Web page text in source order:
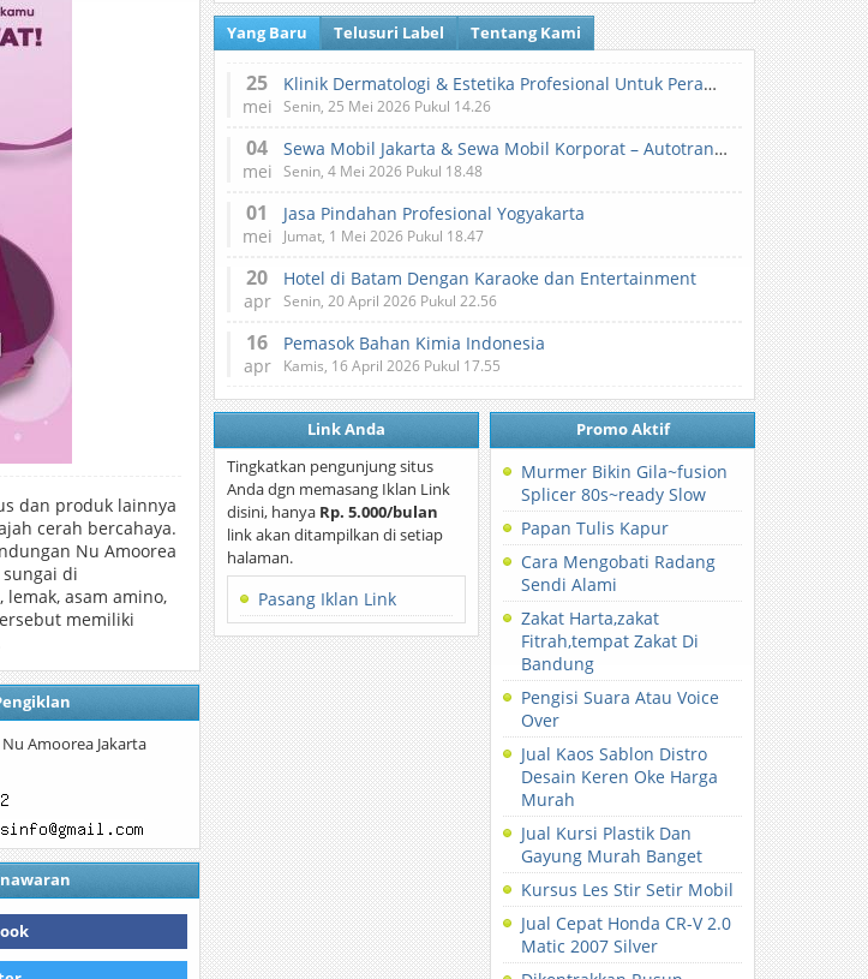
dan produk lainnya
cerah bercahaya.
Nu Amoorea
di
asam amino,
memiliki
Amoorea Jakarta
Yang Baru Telusuri Label Tentang Kami
25
mei
Klinik Dermatologi & Estetika Profesional Untuk Perawatan Kulit dan Kecantikan
Senin, 25 Mei 2026 Pukul 14.26
04
mei
Sewa Mobil Jakarta & Sewa Mobil Korporat – Autotranz Indonesia
Senin, 4 Mei 2026 Pukul 18.48
01
mei
Jasa Pindahan Profesional Yogyakarta
Jumat, 1 Mei 2026 Pukul 18.47
20
apr
Hotel di Batam Dengan Karaoke dan Entertainment
Senin, 20 April 2026 Pukul 22.56
16
apr
Pemasok Bahan Kimia Indonesia
Kamis, 16 April 2026 Pukul 17.55
Link Anda
Tingkatkan pengunjung situs
Anda dgn memasang Iklan Link
disini, hanya Rp. 5.000/bulan
link akan ditampilkan di setiap
halaman.
Pasang Iklan Link
Promo Aktif
Murmer Bikin Gila~fusion
Splicer 80s~ready Slow
Papan Tulis Kapur
Cara Mengobati Radang
Sendi Alami
Zakat Harta,zakat
Fitrah,tempat Zakat Di
Bandung
Pengisi Suara Atau Voice
Over
Jual Kaos Sablon Distro
Desain Keren Oke Harga
Murah
Jual Kursi Plastik Dan
Gayung Murah Banget
Kursus Les Stir Setir Mobil
Jual Cepat Honda CR-V 2.0
Matic 2007 Silver